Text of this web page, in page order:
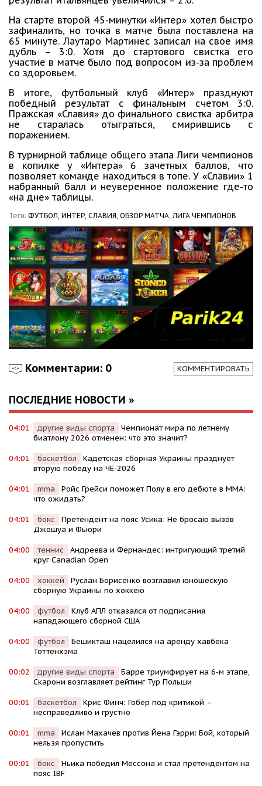
На старте второй 45-минутки «Интер» хотел быстро
зафиналить, но точка в матче была поставлена на
65 минуте. Лаутаро Мартинес записал на свое имя
дубль – 3:0. Хотя до стартового свистка его
участие в матче было под вопросом из-за проблем
со здоровьем.
В итоге, футбольный клуб «Интер» празднуют
победный результат с финальным счетом 3:0.
Пражская «Славия» до финального свистка арбитра
не старалась отыграться, смирившись с
поражением.
В турнирной таблице общего этапа Лиги чемпионов
в копилке у «Интера» 6 зачетных баллов, что
позволяет команде находиться в топе. У «Славии» 1
набранный балл и неуверенное положение где-то
«на дне» таблицы.
Теги: ФУТБОЛ, ИНТЕР, СЛАВИЯ, ОБЗОР МАТЧА, ЛИГА ЧЕМПИОНОВ
Комментарии: 0 КОММЕНТИРОВАТЬ
ПОСЛЕДНИЕ НОВОСТИ »
04:01 другие виды спорта
Чемпионат мира по летнему
биатлону 2026 отменен: что это значит?
04:01 баскетбол
Кадетская сборная Украины празднует
вторую победу на ЧЕ-2026
04:01 mma
Ройс Грейси поможет Полу в его дебюте в MMA:
что ожидать?
04:01 бокс
Претендент на пояс Усика: Не бросаю вызов
Джошуа и Фьюри
04:00 теннис
Андреева и Фернандес: интригующий третий
круг Canadian Open
04:00 хоккей
Руслан Борисенко возглавил юношескую
сборную Украины по хоккею
04:00 футбол
Клуб АПЛ отказался от подписания
нападающего сборной США
04:00 футбол
Бешикташ нацелился на аренду хавбека
Тоттенхэма
00:02 другие виды спорта
Барре триумфирует на 6-м этапе,
Скарони возглавляет рейтинг Тур Польши
00:01 баскетбол
Крис Финч: Гобер под критикой –
несправедливо и грустно
00:01 mma
Ислам Махачев против Йена Гэрри: Бой, который
нельзя пропустить
00:01 бокс
Ньика победил Мессона и стал претендентом на
пояс IBF